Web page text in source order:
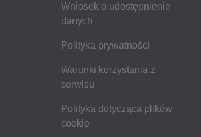
Wniosek o udostępnienie
danych
Polityka prywatności
Warunki korzystania z
serwisu
Polityka dotycząca plików
cookie